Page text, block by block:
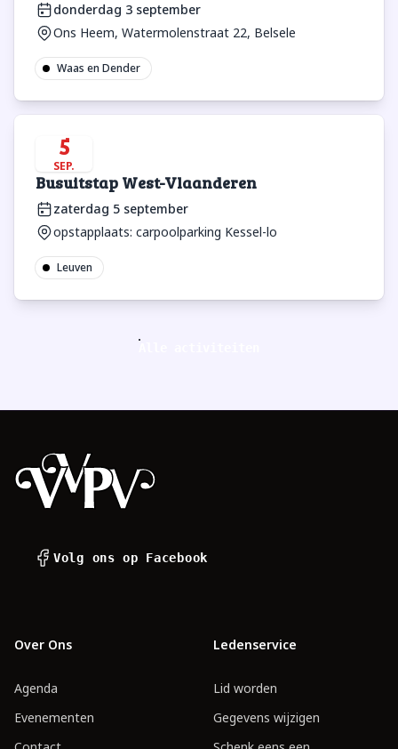
donderdag 3 september
Ons Heem, Watermolenstraat 22, Belsele
Waas en Dender
5
SEP.
Busuitstap West-Vlaanderen
zaterdag 5 september
opstapplaats: carpoolparking Kessel-lo
Leuven
Volg ons op Facebook
Over Ons
Agenda
Evenementen
Ledenservice
Lid worden
Gegevens wijzigen